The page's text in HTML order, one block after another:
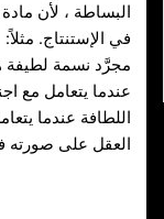
البساطة ، لأن
في الإستنتاج.
مجرَّد نسمة لطيفة
عندما يتعامل مع
اللطافة عندما
العقل على صورته